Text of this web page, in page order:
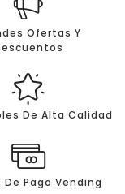
Ofertas Y
De Alta Calidad
De Pago Vending